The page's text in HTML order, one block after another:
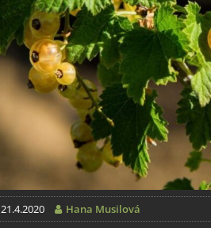
21.4.2020 Hana Musilová